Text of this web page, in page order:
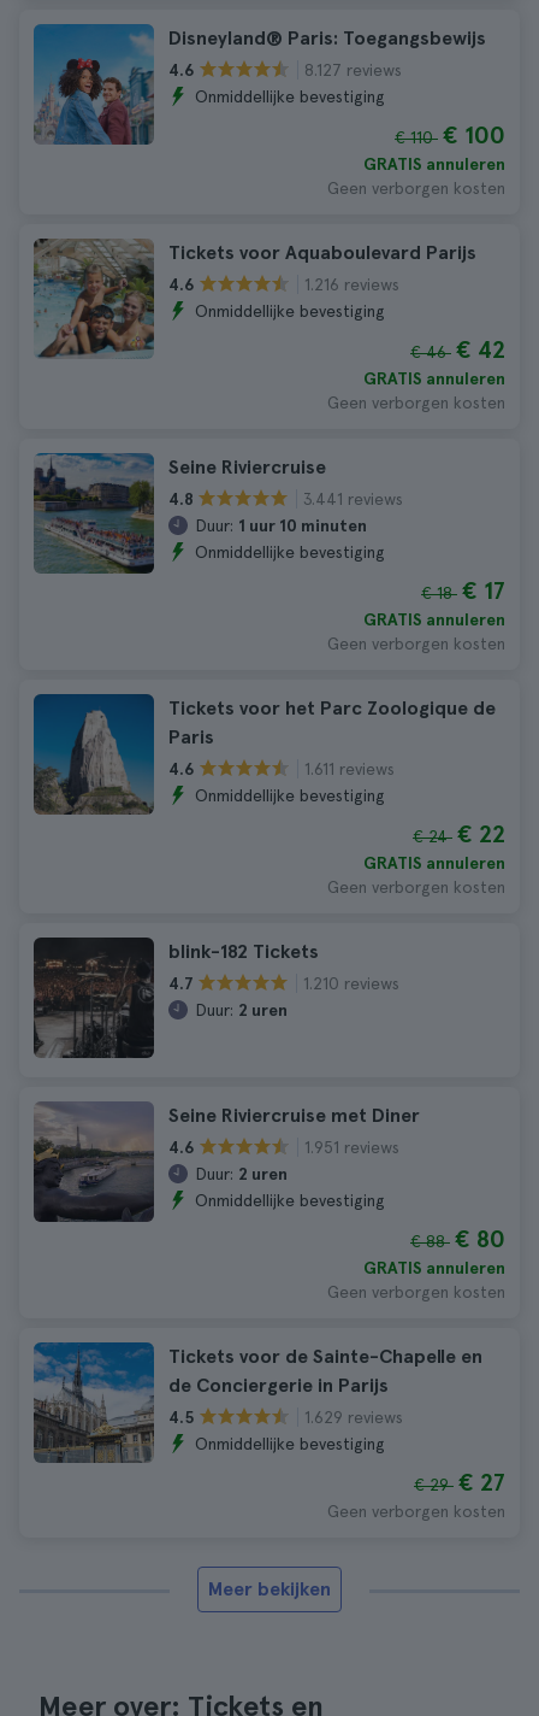
Disneyland® Paris: Toegangsbewijs
4.6
8.127 reviews
Onmiddellijke bevestiging
€ 110 € 100
GRATIS annuleren
Geen verborgen kosten
Tickets voor Aquaboulevard Parijs
4.6
1.216 reviews
Onmiddellijke bevestiging
€ 46 € 42
GRATIS annuleren
Geen verborgen kosten
Seine Riviercruise
4.8
3.441 reviews
Duur: 1 uur 10 minuten
Onmiddellijke bevestiging
€ 18 € 17
GRATIS annuleren
Geen verborgen kosten
Tickets voor het Parc Zoologique de
Paris
4.6
1.611 reviews
Onmiddellijke bevestiging
€ 24 € 22
GRATIS annuleren
Geen verborgen kosten
blink-182 Tickets
4.7
1.210 reviews
Duur: 2 uren
Seine Riviercruise met Diner
4.6
1.951 reviews
Duur: 2 uren
Onmiddellijke bevestiging
€ 88 € 80
GRATIS annuleren
Geen verborgen kosten
Tickets voor de Sainte-Chapelle en
de Conciergerie in Parijs
4.5
1.629 reviews
Onmiddellijke bevestiging
€ 29 € 27
Geen verborgen kosten
Meer bekijken
Meer over: Tickets en